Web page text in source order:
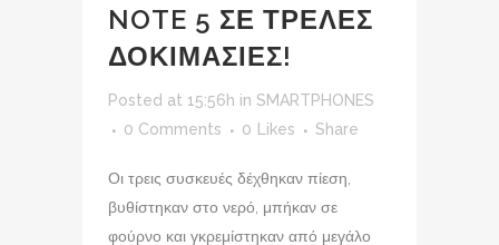
NOTE 5 ΣΕ ΤΡΕΛΕΣ
ΔΟΚΙΜΑΣΙΕΣ!
Posted at 15:56h in SMARTPHONES
0 Comments
0 Likes Share
Οι τρεις συσκευές δέχθηκαν πίεση,
βυθίστηκαν στο νερό, μπήκαν σε
φούρνο και γκρεμίστηκαν από μεγάλο